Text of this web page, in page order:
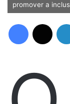
promover a